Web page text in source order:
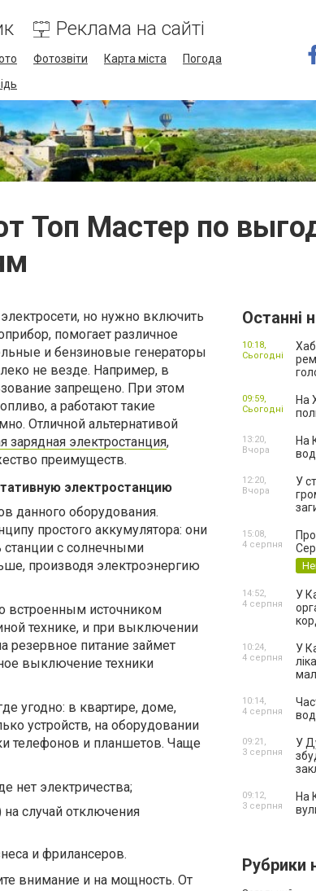
Реклама на сайті
Фотозвіти Карта міста
Погода
Топ Мастер по
но нужно включить
помогает различное
и бензиновые генераторы
не везде. Например, в
запрещено. При этом
а работают такие
Отличной альтернативой
зарядная электростанция,
преимуществ.
электростанцию
данного оборудования.
простого аккумулятора: они
станции с солнечными
производя электроэнергию
встроенным источником
технике, и при выключении
резервное питание займет
выключение техники
угодно: в квартире, доме,
устройств, на оборудовании
телефонов и планшетов. Чаще
нет электричества;
случай отключения
и фрилансеров.
внимание и на мощность. От
Останні
10:18,
Сьогодні
На
09:59,
Сьогодні
На
13:20,
Вчора
У
12:20,
Вчора
15:08,
4 серпня
У
14:52,
4 серпня
У
10:24,
4 серпня
10:14,
4 серпня
У
09:21,
3 серпня
На
09:12,
3 серпня
Рубрики